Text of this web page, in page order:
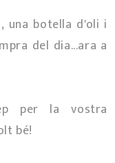
una botella d'oli i
del dia...ara a
per la vostra
bé!